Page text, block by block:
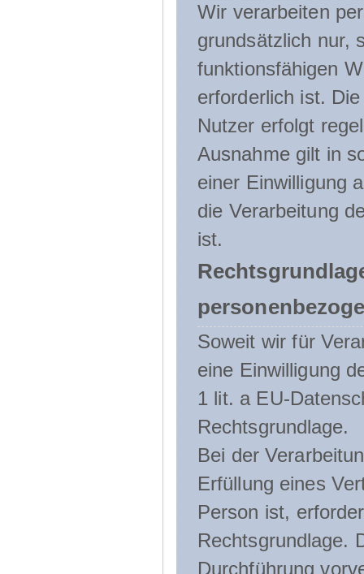
Wir verarbeiten
grundsätzlich nur,
funktionsfähigen
erforderlich ist.
Nutzer erfolgt
Ausnahme gilt in
einer Einwilligung
die Verarbeitung
ist.
Soweit wir für
eine Einwilligung
1 lit. a EU-
Rechtsgrundlage.
Bei der
Erfüllung eines
Person ist,
Rechtsgrundlage.
Durchführung